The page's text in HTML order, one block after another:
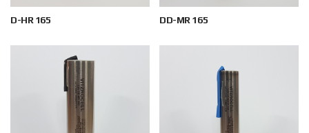
D-HR 165 DD-MR 165